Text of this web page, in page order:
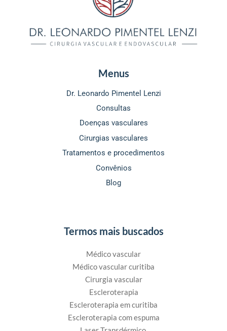
Menus
Dr. Leonardo Pimentel Lenzi
Consultas
Doenças vasculares
Cirurgias vasculares
Tratamentos e procedimentos
Convênios
Blog
Termos mais buscados
Médico vascular
Médico vascular curitiba
Cirurgia vascular
Escleroterapia
Escleroterapia em curitiba
Escleroterapia com espuma